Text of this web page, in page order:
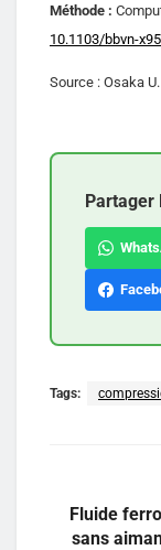
Méthode :
10.1103/bbvn-
Source : Osaka U.
Partager
Tags:
Fluide
sans